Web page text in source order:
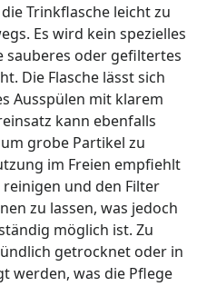
Trinkflasche leicht zu
Es wird kein spezielles
sauberes oder gefiltertes
Die Flasche lässt sich
Ausspülen mit klarem
kann ebenfalls
grobe Partikel zu
im Freien empfiehlt
und den Filter
zu lassen, was jedoch
möglich ist. Zu
getrocknet oder in
werden, was die Pflege